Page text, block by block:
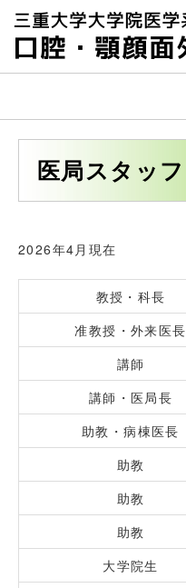
医局スタッフ
2026年4月現在
教授・科長
准教授・外来医長
講師
講師・医局長
助教・病棟医長
助教
助教
助教
大学院生